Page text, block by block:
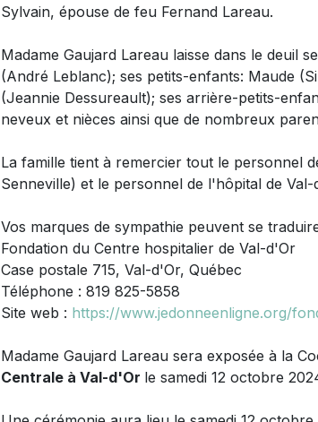
Sylvain, épouse de feu Fernand Lareau.
Madame Gaujard Lareau laisse dans le deuil
(André Leblanc); ses petits-enfants: Maude
(Jeannie Dessureault); ses arrière-petits-
neveux et nièces ainsi que de nombreux
La famille tient à remercier tout le personnel
Senneville) et le personnel de l'hôpital de
Vos marques de sympathie peuvent se
Fondation du Centre hospitalier de Val-d'Or
Case postale 715, Val-d'Or, Québec
Téléphone : 819 825-5858
Site web : https://www.jedonneenligne.org/
Madame Gaujard Lareau sera exposée à la
Centrale à Val-d'Or le samedi 12 octobre